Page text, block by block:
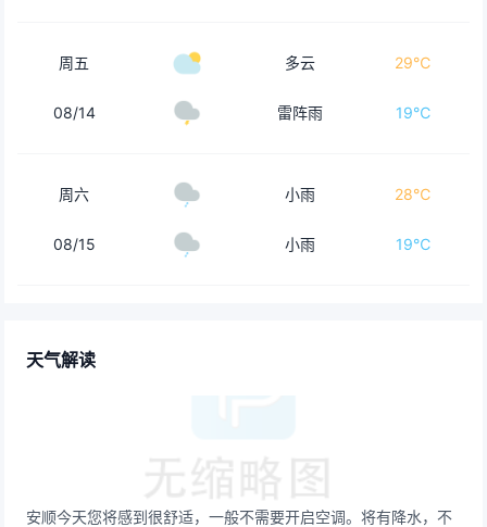
周五 多云 29℃
08/14 雷阵雨 19℃
周六 小雨 28℃
08/15 小雨 19℃
天气解读
安顺今天您将感到很舒适，一般不需要开启空调。将有降水，不